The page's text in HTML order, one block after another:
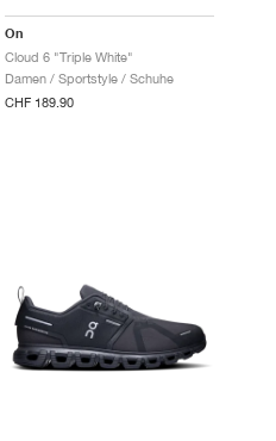
On
Cloud 6 "Triple White"
Damen / Sportstyle / Schuhe
CHF 189.90